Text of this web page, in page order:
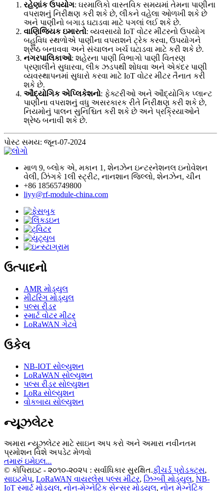
રહેણાંક ઉપયોગ: ઘરમાલિકો વાસ્તવિક સમયમાં તેમના પાણીના
વપરાશનું નિરીક્ષણ કરી શકે છે, લીકને વહેલા ઓળખી શકે છે
અને પાણીનો બગાડ ઘટાડવા માટે પગલાં લઈ શકે છે.
વાણિજ્યિક ઇમારતો: વ્યવસાયો IoT વોટર મીટરનો ઉપયોગ
બહુવિધ સ્થળોએ પાણીના વપરાશને ટ્રેક કરવા, ઉપયોગને
શ્રેષ્ઠ બનાવવા અને સંચાલન ખર્ચ ઘટાડવા માટે કરી શકે છે.
નગરપાલિકાઓ: શહેરના પાણી વિભાગો પાણી વિતરણ
પ્રણાલીને સુધારવા, લીક ઝડપથી શોધવા અને એકંદર પાણી
વ્યવસ્થાપનમાં સુધારો કરવા માટે IoT વોટર મીટર તૈનાત કરી
શકે છે.
ઔદ્યોગિક એપ્લિકેશનો: ફેક્ટરીઓ અને ઔદ્યોગિક પ્લાન્ટ
પાણીના વપરાશનું વધુ અસરકારક રીતે નિરીક્ષણ કરી શકે છે,
નિયમોનું પાલન સુનિશ્ચિત કરી શકે છે અને પ્રક્રિયાઓને
શ્રેષ્ઠ બનાવી શકે છે.
પોસ્ટ સમય: જૂન-07-2024
માળ 9, બ્લોક એ, મકાન 1, શેનઝેન ઇન્ટરનેશનલ ઇનોવેશન
વેલી, ઝિંગકે 1લી સ્ટ્રીટ, નાનશાન જિલ્લો, શેનઝેન, ચીન
+86 18565749800
liyy@rf-module-china.com
ઉત્પાદનો
AMR મોડ્યુલ
મીટરિંગ મોડ્યુલ
પલ્સ રીડર
સ્માર્ટ વોટર મીટર
LoRaWAN ગેટવે
ઉકેલ
NB-IOT સોલ્યુશન
LoRaWAN સોલ્યુશન
પલ્સ રીડર સોલ્યુશન
LoRa સોલ્યુશન
વોકબાય સોલ્યુશન
ન્યૂઝલેટર
અમારા ન્યૂઝલેટર માટે સાઇન અપ કરો અને અમારા નવીનતમ
પ્રમોશન વિશે અપડેટ મેળવો
તમારું ઇમેઇલ...
© કૉપિરાઇટ - ૨૦૧૦-૨૦૨૫ : સર્વાધિકાર સુરક્ષિત.ફીચર્ડ પ્રોડક્ટ્સ,
સાઇટમેપ, LoRaWAN વાયરલેસ પલ્સ મીટર, ઝિગ્બી મોડ્યુલ, NB-
IoT સ્માર્ટ મોડ્યુલ, નોન-મેગ્નેટિક સેન્સર મોડ્યુલ, નોન મેગ્નેટિક